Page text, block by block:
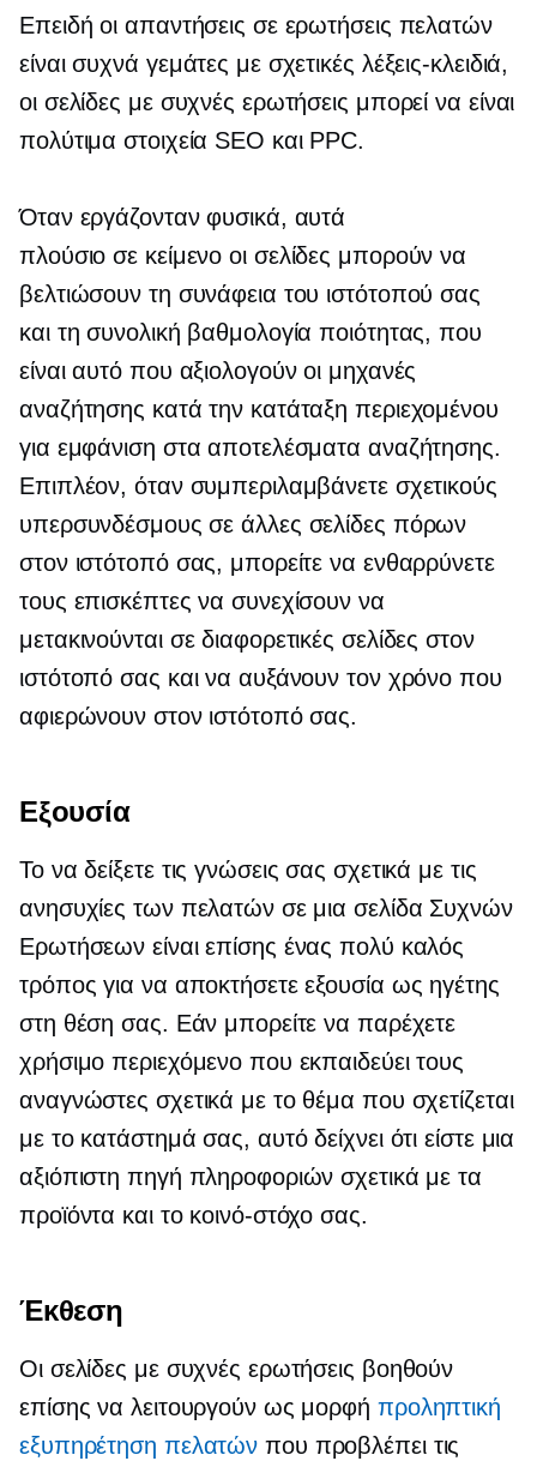
Επειδή οι απαντήσεις σε ερωτήσεις πελατών
είναι συχνά γεμάτες με σχετικές λέξεις-κλειδιά,
οι σελίδες με συχνές ερωτήσεις μπορεί να είναι
πολύτιμα στοιχεία SEO και PPC.
Όταν εργάζονταν φυσικά, αυτά
πλούσιο σε κείμενο οι σελίδες μπορούν να
βελτιώσουν τη συνάφεια του ιστότοπού σας
και τη συνολική βαθμολογία ποιότητας, που
είναι αυτό που αξιολογούν οι μηχανές
αναζήτησης κατά την κατάταξη περιεχομένου
για εμφάνιση στα αποτελέσματα αναζήτησης.
Επιπλέον, όταν συμπεριλαμβάνετε σχετικούς
υπερσυνδέσμους σε άλλες σελίδες πόρων
στον ιστότοπό σας, μπορείτε να ενθαρρύνετε
τους επισκέπτες να συνεχίσουν να
μετακινούνται σε διαφορετικές σελίδες στον
ιστότοπό σας και να αυξάνουν τον χρόνο που
αφιερώνουν στον ιστότοπό σας.
Εξουσία
Το να δείξετε τις γνώσεις σας σχετικά με τις
ανησυχίες των πελατών σε μια σελίδα Συχνών
Ερωτήσεων είναι επίσης ένας πολύ καλός
τρόπος για να αποκτήσετε εξουσία ως ηγέτης
στη θέση σας. Εάν μπορείτε να παρέχετε
χρήσιμο περιεχόμενο που εκπαιδεύει τους
αναγνώστες σχετικά με το θέμα που σχετίζεται
με το κατάστημά σας, αυτό δείχνει ότι είστε μια
αξιόπιστη πηγή πληροφοριών σχετικά με τα
προϊόντα και το κοινό-στόχο σας.
Έκθεση
Οι σελίδες με συχνές ερωτήσεις βοηθούν
επίσης να λειτουργούν ως μορφή προληπτική
εξυπηρέτηση πελατών που προβλέπει τις